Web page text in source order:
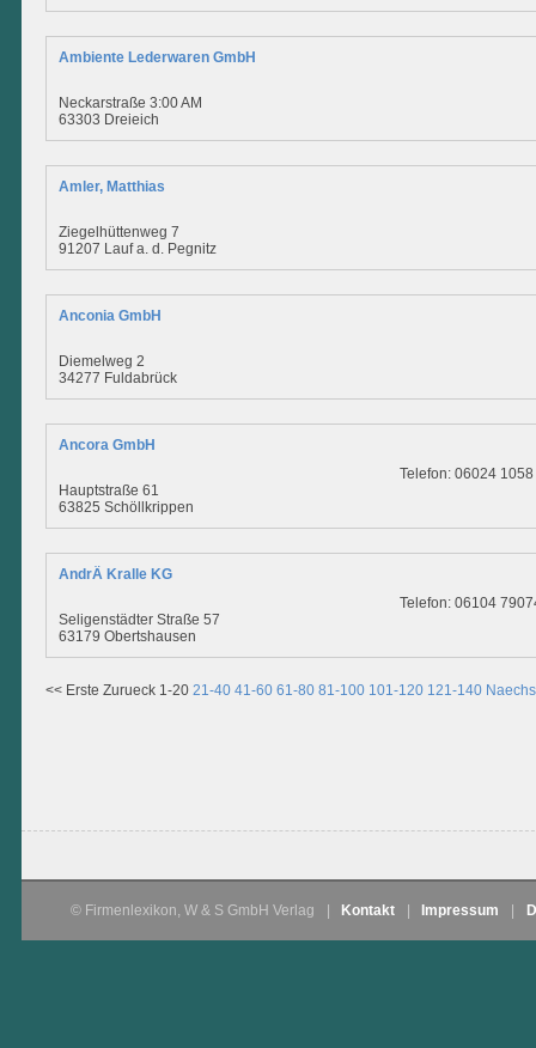
Ambiente Lederwaren GmbH
Neckarstraße 3:00 AM
63303 Dreieich
Amler, Matthias
Ziegelhüttenweg 7
91207 Lauf a. d. Pegnitz
Anconia GmbH
Diemelweg 2
34277 Fuldabrück
Ancora GmbH
Hauptstraße 61
63825 Schöllkrippen
Telefon: 06024 1058
AndrÄ Kralle KG
Seligenstädter Straße 57
63179 Obertshausen
Telefon: 06104
<< Erste Zurueck 1-20 21-40 41-60 61-80 81-100 101-120 121-140
© Firmenlexikon, W & S GmbH Verlag Kontakt Impressum